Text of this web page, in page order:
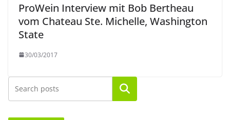
ProWein Interview mit Bob Bertheau
vom Chateau Ste. Michelle, Washington
State
30/03/2017
Suchen